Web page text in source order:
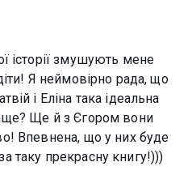
історії змушують мене
Я неймовірно рада, що
і Еліна така ідеальна
Ще й з Єгором вони
Впевнена, що у них буде
таку прекрасну книгу!)))